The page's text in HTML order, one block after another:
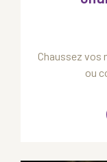
Chaussez vos
ou